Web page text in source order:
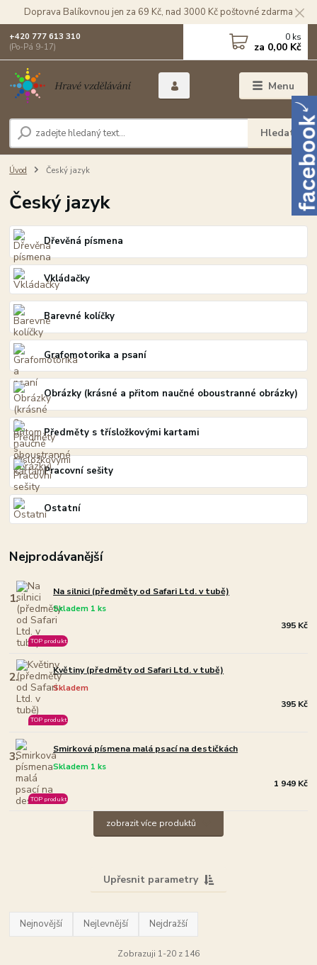
Doprava Balíkovnou jen za 69 Kč, nad 3000 Kč poštovné zdarma
Menu
Hledat
+420 777 613 310
(Po-Pá 9-17)
0 ks
za 0,00 Kč
Úvod Český jazyk
Český jazyk
Dřevěná písmena
Vkládačky
Barevné kolíčky
Grafomotorika a psaní
Obrázky (krásné a přitom naučné oboustranné obrázky)
Předměty s třísložkovými kartami
Pracovní sešity
Ostatní
Nejprodávanější
1. Na silnici (předměty od Safari Ltd. v tubě)
Skladem 1 ks
TOP produkt
395 Kč
2. Květiny (předměty od Safari Ltd. v tubě)
Skladem
TOP produkt
395 Kč
3. Smirková písmena malá psací na destičkách
Skladem 1 ks
TOP produkt
1 949 Kč
zobrazit více produktů
Upřesnit parametry
Nejnovější Nejlevnější Nejdražší
Zobrazuji 1-20 z 146